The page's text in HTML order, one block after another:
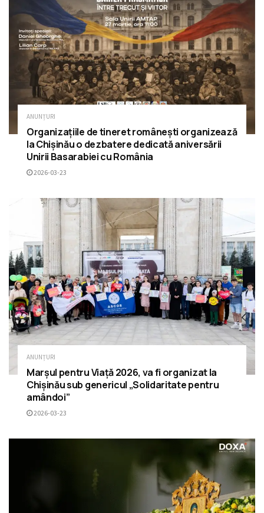
ANUNȚURI
Organizațiile de tineret românești organizează
la Chișinău o dezbatere dedicată aniversării
Unirii Basarabiei cu România
2026-03-23
ANUNȚURI
Marșul pentru Viață 2026, va fi organizat la
Chișinău sub genericul „Solidaritate pentru
amândoi”
2026-03-23